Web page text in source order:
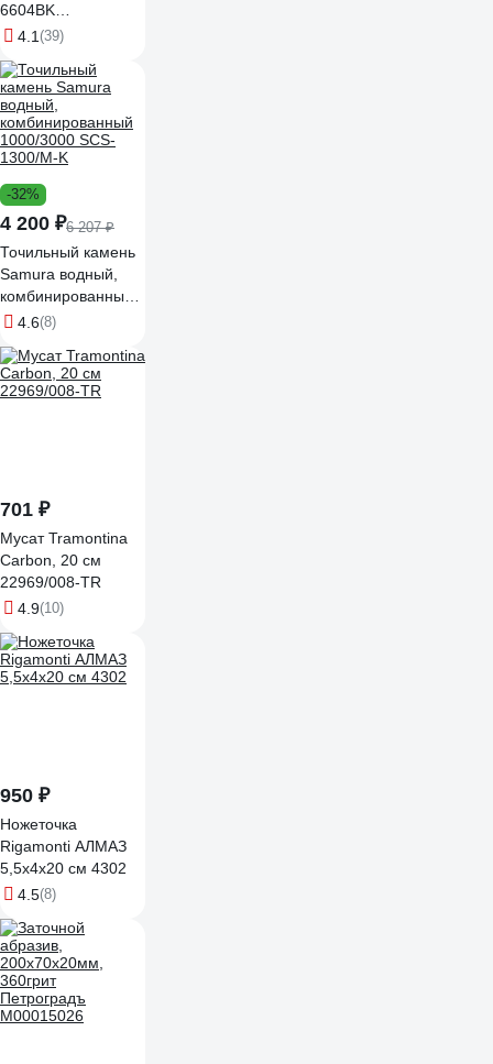
6604BK
РТ-00000835
4.1 (39)
-32%
4 200 ₽6 207 ₽
Точильный камень
Samura водный,
комбинированный
1000/3000 SCS-
4.6(8)
701 ₽
Мусат Tramontina
Carbon, 20 см
22969/008-TR
4.9(10)
950 ₽
Ножеточка
Rigamonti АЛМАЗ
5,5x4x20 см 4302
4.5(8)